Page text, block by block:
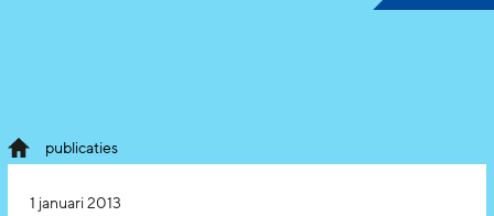
publicaties
1 januari 2013